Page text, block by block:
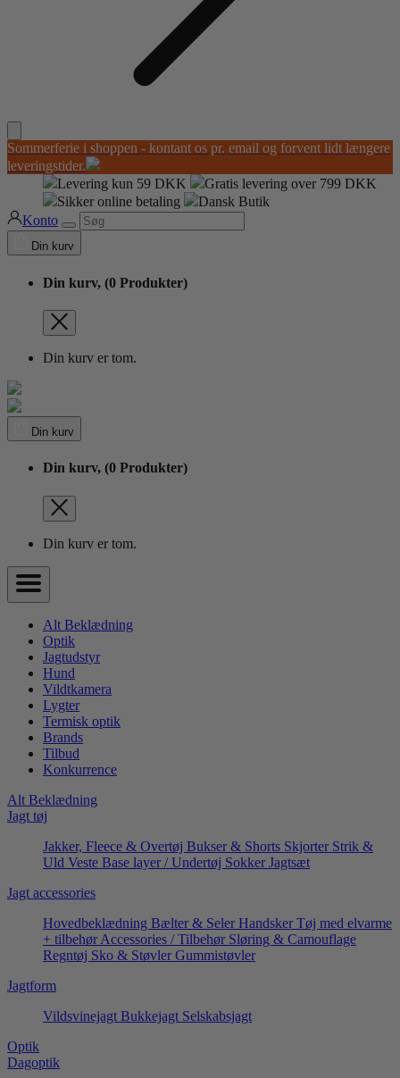
Sommerferie i shoppen - kontant os pr. email og forvent lidt længere
leveringstider.
Levering kun 59 DKK
Gratis levering over 799 DKK
Sikker online betaling
Dansk Butik
Konto
Din kurv
Din kurv, (0 Produkter)
Din kurv er tom.
Din kurv
Din kurv, (0 Produkter)
Din kurv er tom.
Alt Beklædning
Optik
Jagtudstyr
Hund
Vildtkamera
Lygter
Termisk optik
Brands
Tilbud
Konkurrence
Alt Beklædning
Jagt tøj
Jakker, Fleece & Overtøj Bukser & Shorts Skjorter Strik &
Uld Veste Base layer / Undertøj Sokker Jagtsæt
Jagt accessories
Hovedbeklædning Bælter & Seler Handsker Tøj med elvarme
+ tilbehør Accessories / Tilbehør Sløring & Camouflage
Regntøj Sko & Støvler Gummistøvler
Jagtform
Vildsvinejagt Bukkejagt Selskabsjagt
Optik
Dagoptik